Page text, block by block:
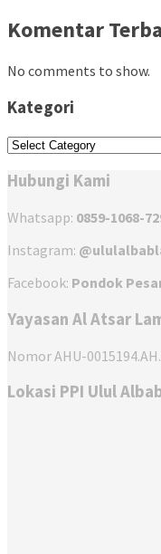
Komentar
No comments to show.
Kategori
Kategori
Hubungi Kami
Whatsapp: 0859-1068-
Instagram:
Facebook: Pondok
Yayasan Al Atsar
Nomor AHU-
Lokasi PPI Ulul